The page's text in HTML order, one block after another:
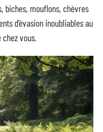
biches, mouflons, chèvres
d’évasion inoubliables au
vous.